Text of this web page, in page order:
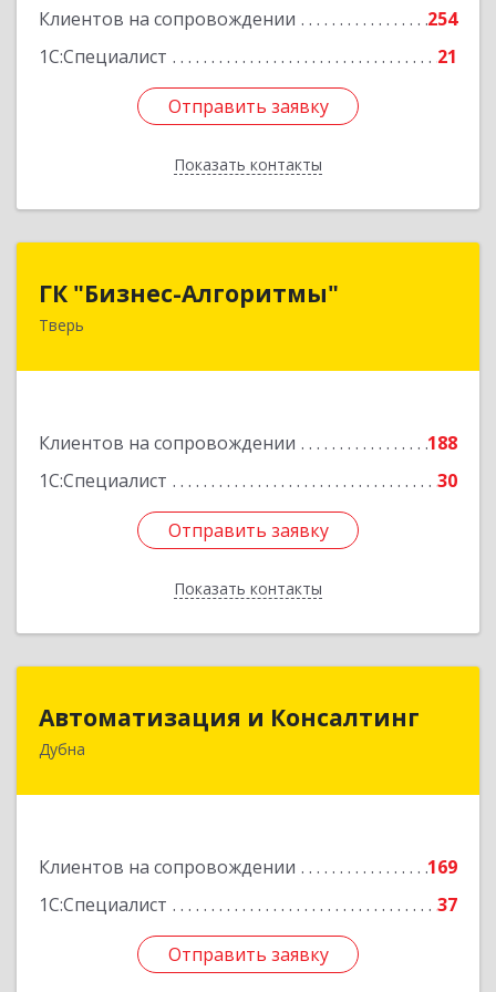
Клиентов на сопровождении
254
1С:Специалист
21
Отправить заявку
Показать контакты
Подробнее
Отправить заявку
Назад
ГК "Бизнес-Алгоритмы"
Тверь
Клиентов на сопровождении
188
1С:Специалист
30
Отправить заявку
Показать контакты
170006, Тверская обл, Тверь г, Брагина ул, дом
Отправить заявку
Назад
Автоматизация и Консалтинг
Дубна
Клиентов на сопровождении
169
1С:Специалист
37
Отправить заявку
141983, Московская обл, г.о.Дубна, Дубна г,
Отправить заявку